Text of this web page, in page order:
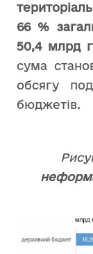
66 %
50,4 млрд
сума
обсягу
бюджетів.